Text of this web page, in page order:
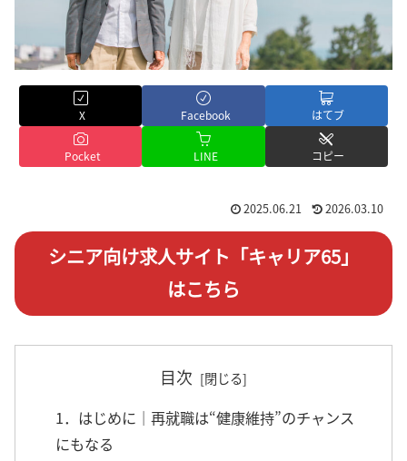
X Facebook はてブ
Pocket LINE コピー
2025.06.21 2026.03.10
シニア向け求人サイト「キャリア65」
はこちら
目次
1．はじめに｜再就職は“健康維持”のチャンス
にもなる